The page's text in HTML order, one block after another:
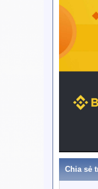
Chia sẻ